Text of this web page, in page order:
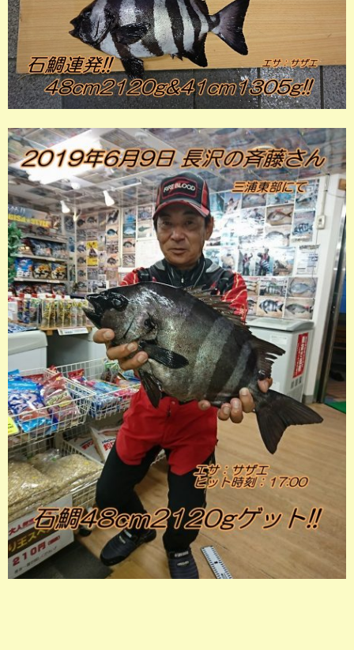
スタッフ釣行記
釣果投稿フォーム
お問い合わせ